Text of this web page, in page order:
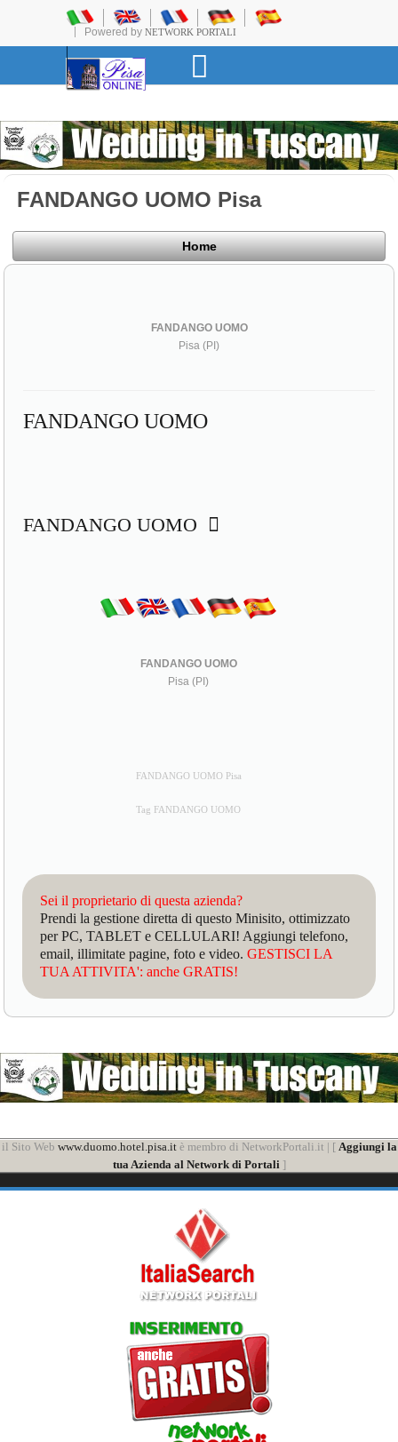
Powered by NETWORK PORTALI
FANDANGO UOMO Pisa
Home
FANDANGO UOMO
Pisa (PI)
FANDANGO UOMO
FANDANGO UOMO
FANDANGO UOMO
Pisa (PI)
FANDANGO UOMO Pisa
Tag FANDANGO UOMO
Sei il proprietario di questa azienda?
Prendi la gestione diretta di questo Minisito, ottimizzato
per PC, TABLET e CELLULARI! Aggiungi telefono,
email, illimitate pagine, foto e video.GESTISCI LA
TUA ATTIVITA': anche GRATIS!
il Sito Web www.duomo.hotel.pisa.itè membro di NetworkPortali.it | [ Aggiungi la
tua Azienda al Network di Portali ]